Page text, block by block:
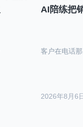
AI陪练把
2026年8月6
客户在电话